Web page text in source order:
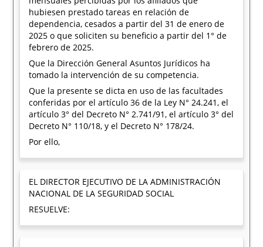
hubiesen prestado tareas en relación de
dependencia, cesados a partir del 31 de enero de
2025 o que soliciten su beneficio a partir del 1° de
febrero de 2025.
Que la Dirección General Asuntos Jurídicos ha
tomado la intervención de su competencia.
Que la presente se dicta en uso de las facultades
conferidas por el artículo 36 de la Ley N° 24.241, el
artículo 3° del Decreto N° 2.741/91, el artículo 3° del
Decreto N° 110/18, y el Decreto N° 178/24.
Por ello,
EL DIRECTOR EJECUTIVO DE LA ADMINISTRACIÓN
NACIONAL DE LA SEGURIDAD SOCIAL
RESUELVE: